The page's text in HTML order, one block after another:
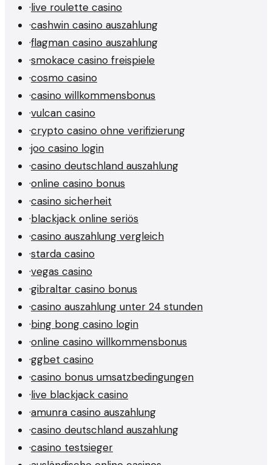
·live roulette casino
·cashwin casino auszahlung
·flagman casino auszahlung
·smokace casino freispiele
·cosmo casino
·casino willkommensbonus
·vulcan casino
·crypto casino ohne verifizierung
·joo casino login
·casino deutschland auszahlung
·online casino bonus
·casino sicherheit
·blackjack online seriös
·casino auszahlung vergleich
·starda casino
·vegas casino
·gibraltar casino bonus
·casino auszahlung unter 24 stunden
·bing bong casino login
·online casino willkommensbonus
·ggbet casino
·casino bonus umsatzbedingungen
·live blackjack casino
·amunra casino auszahlung
·casino deutschland auszahlung
·casino testsieger